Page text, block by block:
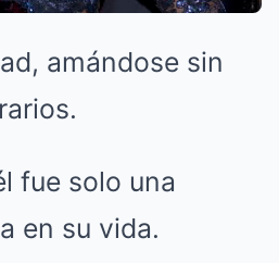
amándose sin
fue solo una
en su vida.